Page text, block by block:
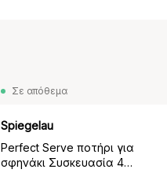
Σε απόθεμα
Spiegelau
Perfect Serve ποτήρι για
σφηνάκι Συσκευασία 4